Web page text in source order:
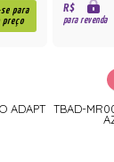
para
preço
ADAPT
R$
para revenda
TBAD-